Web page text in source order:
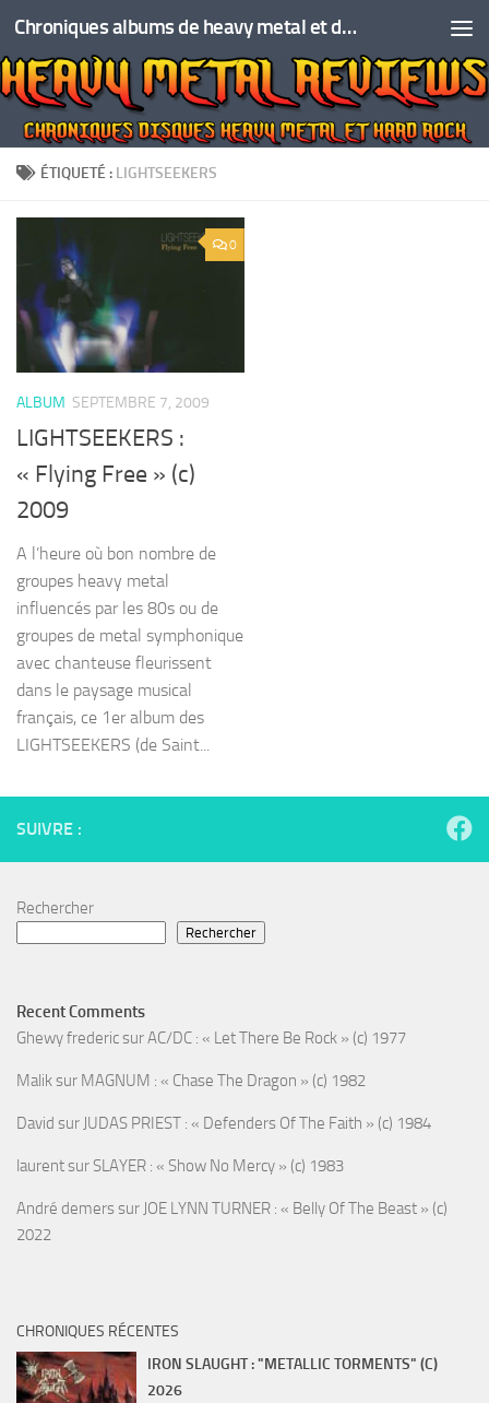
Skip to content Chroniques albums de heavy metal et de hard rock
ÉTIQUETÉ : LIGHTSEEKERS
0
ALBUM SEPTEMBRE 7, 2009
LIGHTSEEKERS :
« Flying Free » (c)
2009
A l’heure où bon nombre de
groupes heavy metal
influencés par les 80s ou de
groupes de metal symphonique
avec chanteuse fleurissent
dans le paysage musical
français, ce 1er album des
LIGHTSEEKERS (de Saint...
SUIVRE :
Rechercher
Rechercher
Recent Comments
Ghewy fredericsurAC/DC : « Let There Be Rock » (c) 1977
Maliksur MAGNUM : « Chase The Dragon » (c) 1982
David sur JUDAS PRIEST : « Defenders Of The Faith » (c) 1984
laurentsur SLAYER : « Show No Mercy » (c) 1983
André demerssur JOE LYNN TURNER : « Belly Of The Beast » (c)
2022
CHRONIQUES RÉCENTES
IRON SLAUGHT : "METALLIC TORMENTS" (C)
2026